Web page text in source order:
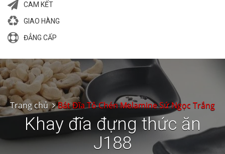
CAM KẾT
GIAO HÀNG
ĐẲNG CẤP
Trang chủ Bát Đĩa Tô Chén Melamine Sứ Ngọc Trắng
Khay đĩa đựng thức ăn
J188